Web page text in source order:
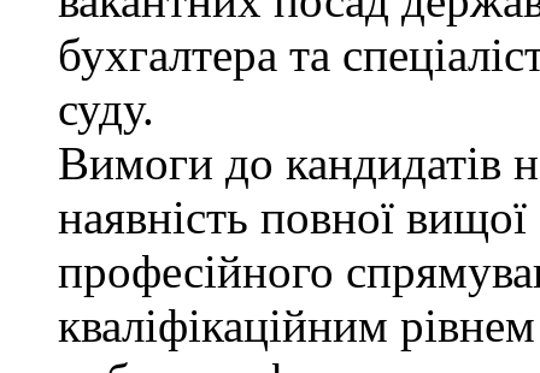
бухгалтера та
суду.
Вимоги до кандидатів
наявність повної вищої
професійного
кваліфікаційним